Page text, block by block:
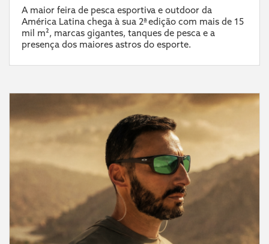
A maior feira de pesca esportiva e outdoor da
América Latina chega à sua 2ª edição com mais de 15
mil m², marcas gigantes, tanques de pesca e a
presença dos maiores astros do esporte.